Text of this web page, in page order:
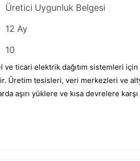
Üretici Uygunluk Belgesi
12 Ay
10
ve ticari elektrik dağıtım sistemleri için
Üretim tesisleri, veri merkezleri ve
aşırı yüklere ve kısa devrelere